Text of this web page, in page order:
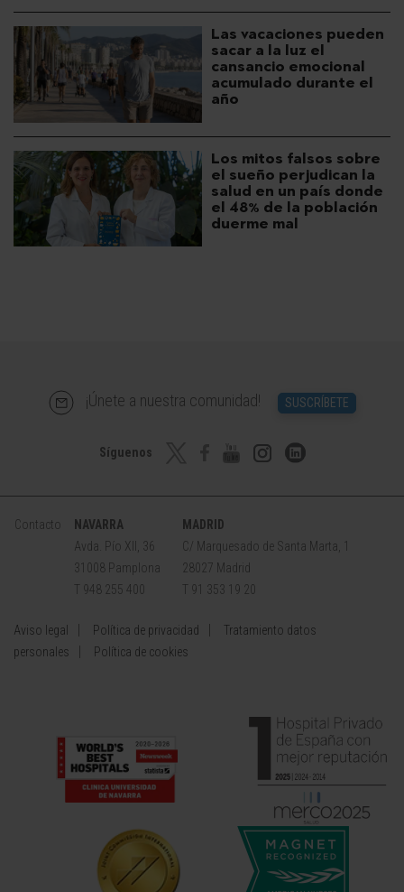
Las vacaciones pueden
sacar a la luz el
cansancio emocional
acumulado durante el
año
Los mitos falsos sobre
el sueño perjudican la
salud en un país donde
el 48% de la población
duerme mal
¡Únete a nuestra comunidad! SUSCRÍBETE
Síguenos
Contacto
NAVARRA
Avda. Pío XII, 36
31008 Pamplona
T 948 255 400
MADRID
C/ Marquesado de Santa Marta, 1
28027 Madrid
T 91 353 19 20
Aviso legal Política de privacidad
Tratamiento datos
personales
Política de cookies